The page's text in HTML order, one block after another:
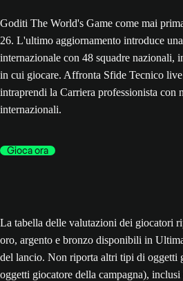
Goditi The World's Game come mai
26. L'ultimo aggiornamento introduce
internazionale con 48 squadre nazionali,
in cui giocare. Affronta Sfide Tecnico
intraprendi la Carriera professionista con
internazionali.
Gioca ora
La tabella delle valutazioni dei giocatori
oro, argento e bronzo disponibili in
del lancio. Non riporta altri tipi di oggetti
oggetti giocatore della campagna),